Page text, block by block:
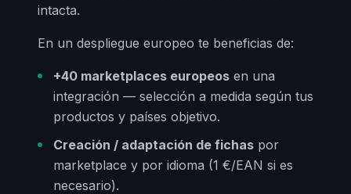
intacta.
En un despliegue europeo te beneficias de:
+40 marketplaces europeos en una
integración — selección a medida según tus
productos y países objetivo.
Creación / adaptación de fichas por
marketplace y por idioma (1 €/EAN si es
necesario).